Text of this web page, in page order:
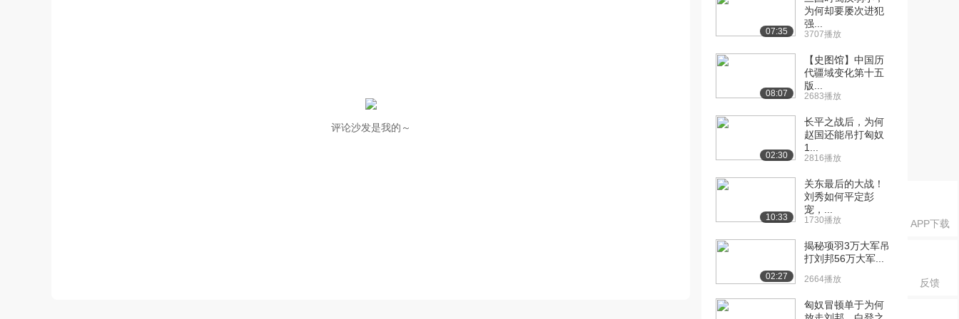
APP下载
反馈
评论沙发是我的～
07:35
为何却要屡次进犯
强...
3707播放
08:07
【史图馆】中国历
代疆域变化第十五
版...
2683播放
02:30
长平之战后，为何
赵国还能吊打匈奴
1...
2816播放
10:33
关东最后的大战！
刘秀如何平定彭
宠，...
1730播放
02:27
揭秘项羽3万大军吊
打刘邦56万大军...
2664播放
匈奴冒顿单于为何